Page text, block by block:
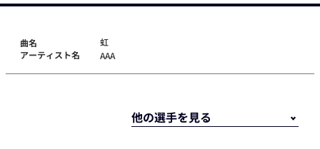
曲名
アーティスト名
虹
AAA